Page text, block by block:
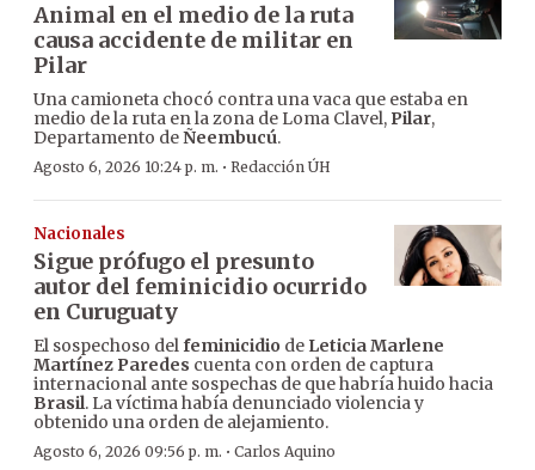
Animal en el medio de la ruta
causa accidente de militar en
Pilar
Una camioneta chocó contra una vaca que estaba en
medio de la ruta en la zona de Loma Clavel, Pilar,
Departamento deÑeembucú.
Agosto 6, 2026 10:24 p. m. · Redacción ÚH
Nacionales
Sigue prófugo el presunto
autor del feminicidio ocurrido
en Curuguaty
El sospechoso delfeminicidio de Leticia Marlene
Martínez Paredes cuenta con orden de captura
internacional ante sospechas de que habría huido hacia
Brasil. La víctima había denunciado violencia y
obtenido una orden de alejamiento.
Agosto 6, 2026 09:56 p. m. · Carlos Aquino